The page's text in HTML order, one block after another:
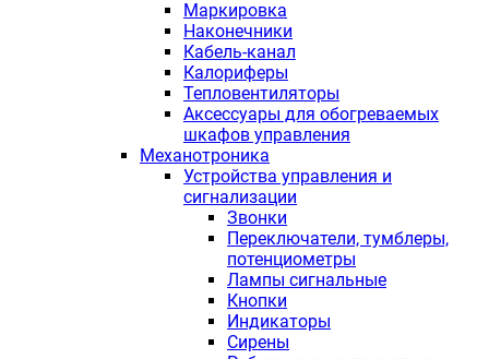
Маркировка
Наконечники
Кабель-канал
Калориферы
Тепловентиляторы
Аксессуары для обогреваемых
шкафов управления
Механотроника
Устройства управления и
сигнализации
Звонки
Переключатели, тумблеры,
потенциометры
Лампы сигнальные
Кнопки
Индикаторы
Сирены